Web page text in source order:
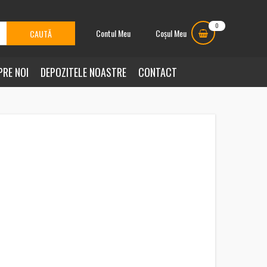
Contul Meu Coșul Meu
0
NOI DEPOZITELE NOASTRE CONTACT